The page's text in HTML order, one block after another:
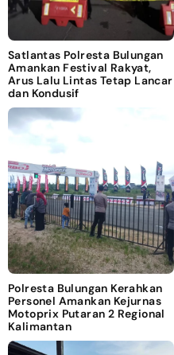
Satlantas Polresta Bulungan
Amankan Festival Rakyat,
Arus Lalu Lintas Tetap Lancar
dan Kondusif
Polresta Bulungan Kerahkan
Personel Amankan Kejurnas
Motoprix Putaran 2 Regional
Kalimantan